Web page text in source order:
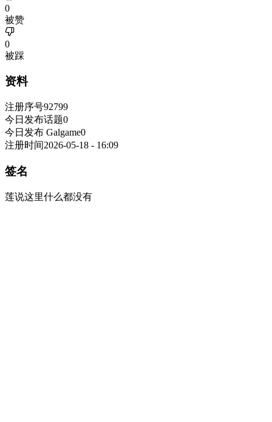
0
被赞
0
被踩
资料
注册序号92799
今日发布话题0
今日发布 Galgame0
注册时间2026-05-18 - 16:09
签名
莲说这里什么都没有